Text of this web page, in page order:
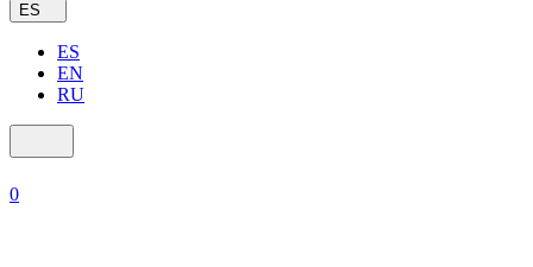
ES
ES
EN
RU
0